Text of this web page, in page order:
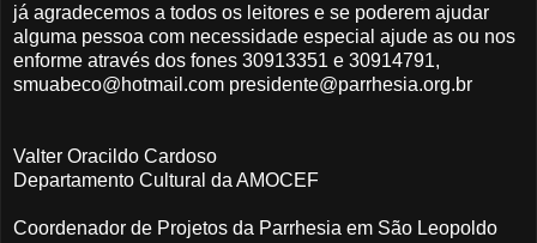
já agradecemos a todos os leitores e se poderem ajudar
alguma pessoa com necessidade especial ajude as ou nos
enforme através dos fones 30913351 e 30914791,
smuabeco@hotmail.com presidente@parrhesia.org.br
Valter Oracildo Cardoso
Departamento Cultural da AMOCEF
Coordenador de Projetos da Parrhesia em São Leopoldo